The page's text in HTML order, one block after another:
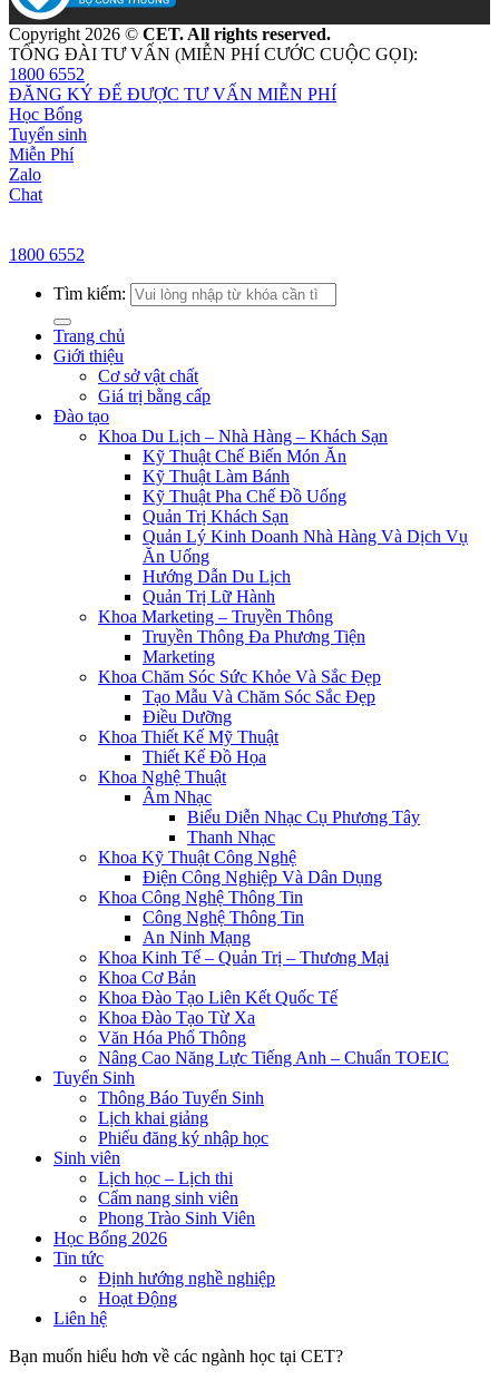
Copyright 2026 © CET. All rights reserved.
TỔNG ĐÀI TƯ VẤN (MIỄN PHÍ CƯỚC CUỘC GỌI):
1800 6552
ĐĂNG KÝ ĐỂ ĐƯỢC TƯ VẤN MIỄN PHÍ
Học Bổng
Tuyển sinh
Miễn Phí
Zalo
Chat
1800 6552
Tìm kiếm:
Trang chủ
Giới thiệu
Cơ sở vật chất
Giá trị bằng cấp
Đào tạo
Khoa Du Lịch – Nhà Hàng – Khách Sạn
Kỹ Thuật Chế Biến Món Ăn
Kỹ Thuật Làm Bánh
Kỹ Thuật Pha Chế Đồ Uống
Quản Trị Khách Sạn
Quản Lý Kinh Doanh Nhà Hàng Và Dịch Vụ
Ăn Uống
Hướng Dẫn Du Lịch
Quản Trị Lữ Hành
Khoa Marketing – Truyền Thông
Truyền Thông Đa Phương Tiện
Marketing
Khoa Chăm Sóc Sức Khỏe Và Sắc Đẹp
Tạo Mẫu Và Chăm Sóc Sắc Đẹp
Điều Dưỡng
Khoa Thiết Kế Mỹ Thuật
Thiết Kế Đồ Họa
Khoa Nghệ Thuật
Âm Nhạc
Biểu Diễn Nhạc Cụ Phương Tây
Thanh Nhạc
Khoa Kỹ Thuật Công Nghệ
Điện Công Nghiệp Và Dân Dụng
Khoa Công Nghệ Thông Tin
Công Nghệ Thông Tin
An Ninh Mạng
Khoa Kinh Tế – Quản Trị – Thương Mại
Khoa Cơ Bản
Khoa Đào Tạo Liên Kết Quốc Tế
Khoa Đào Tạo Từ Xa
Văn Hóa Phổ Thông
Nâng Cao Năng Lực Tiếng Anh – Chuẩn TOEIC
Tuyển Sinh
Thông Báo Tuyển Sinh
Lịch khai giảng
Phiếu đăng ký nhập học
Sinh viên
Lịch học – Lịch thi
Cẩm nang sinh viên
Phong Trào Sinh Viên
Học Bổng 2026
Tin tức
Định hướng nghề nghiệp
Hoạt Động
Liên hệ
Bạn muốn hiểu hơn về các ngành học tại CET?